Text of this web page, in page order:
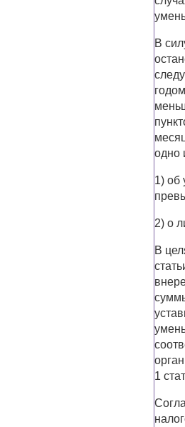
В
одно
1) об
2) о
В
1